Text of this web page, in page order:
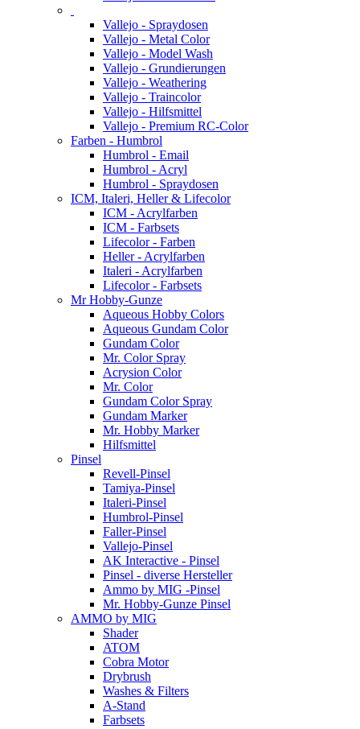
Vallejo - Spraydosen
Vallejo - Metal Color
Vallejo - Model Wash
Vallejo - Grundierungen
Vallejo - Weathering
Vallejo - Traincolor
Vallejo - Hilfsmittel
Vallejo - Premium RC-Color
Farben - Humbrol
Humbrol - Email
Humbrol - Acryl
Humbrol - Spraydosen
ICM, Italeri, Heller & Lifecolor
ICM - Acrylfarben
ICM - Farbsets
Lifecolor - Farben
Heller - Acrylfarben
Italeri - Acrylfarben
Lifecolor - Farbsets
Mr Hobby-Gunze
Aqueous Hobby Colors
Aqueous Gundam Color
Gundam Color
Mr. Color Spray
Acrysion Color
Mr. Color
Gundam Color Spray
Gundam Marker
Mr. Hobby Marker
Hilfsmittel
Pinsel
Revell-Pinsel
Tamiya-Pinsel
Italeri-Pinsel
Humbrol-Pinsel
Faller-Pinsel
Vallejo-Pinsel
AK Interactive - Pinsel
Pinsel - diverse Hersteller
Ammo by MIG -Pinsel
Mr. Hobby-Gunze Pinsel
AMMO by MIG
Shader
ATOM
Cobra Motor
Drybrush
Washes & Filters
A-Stand
Farbsets